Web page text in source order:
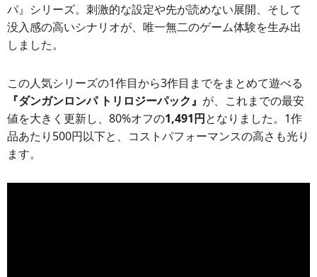
パ』シリーズ。刺激的な設定や先が読めない展開、そして
没入感の高いシナリオが、唯一無二のゲーム体験を生み出
しました。
この人気シリーズの1作目から3作目までをまとめて遊べる
『ダンガンロンパ トリロジーパック』 が、これまでの最安
値を大きく更新し、80%オフの1,491円となりました。1作
品あたり500円以下と、コストパフォーマンスの高さも光り
ます。